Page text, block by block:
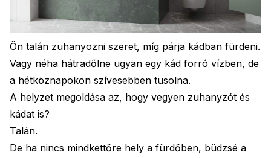
Ön talán zuhanyozni szeret, míg párja kádban fürdeni.
Vagy néha hátradőlne ugyan egy kád forró vízben, de
a hétköznapokon szívesebben tusolna.
A helyzet megoldása az, hogy vegyen zuhanyzót és
kádat is?
Talán.
De ha nincs mindkettőre hely a fürdőben, büdzsé a